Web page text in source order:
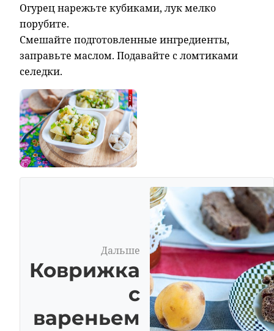
Огурец нарежьте кубиками, лук мелко
порубите.
Смешайте подготовленные ингредиенты,
заправьте маслом. Подавайте с ломтиками
селедки.
Дальше
Коврижка
с
вареньем